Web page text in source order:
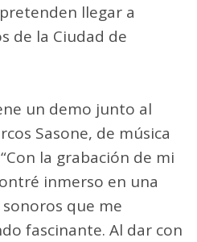
llegar a
de la Ciudad de
un demo junto al
Sasone, de música
la grabación de mi
inmerso en una
que me
fascinante. Al dar con